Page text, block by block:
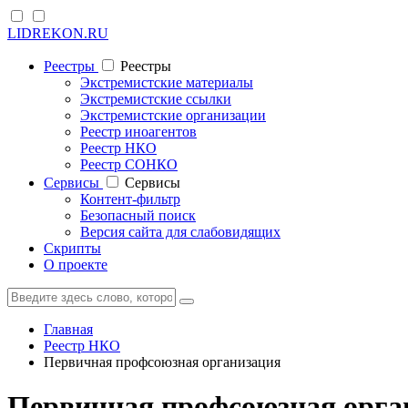
LIDREKON.RU
Реестры
Реестры
Экстремистские материалы
Экстремистские ссылки
Экстремистские организации
Реестр иноагентов
Реестр НКО
Реестр СОНКО
Cервисы
Cервисы
Контент-фильтр
Безопасный поиск
Версия сайта для слабовидящих
Скрипты
О проекте
Главная
Реестр НКО
Первичная профсоюзная организация